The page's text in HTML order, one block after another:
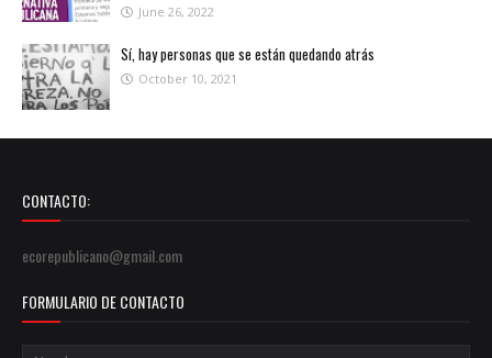
June 26, 2022
Sí, hay personas que se están quedando atrás
October 10, 2021
CONTACTO:
ecorepublicano@gmail.com
FORMULARIO DE CONTACTO